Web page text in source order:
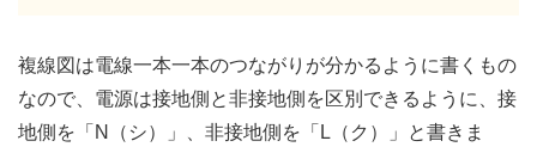
複線図は電線一本一本のつながりが分かるように書くもの
なので、電源は接地側と非接地側を区別できるように、接
地側を「N（シ）」、非接地側を「L（ク）」と書きま